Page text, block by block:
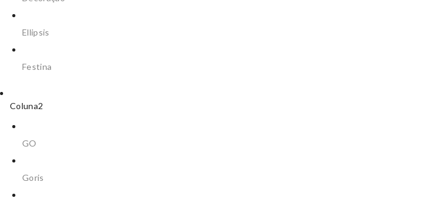
Ellipsis
Festina
Coluna2
GO
Goris
Bodas